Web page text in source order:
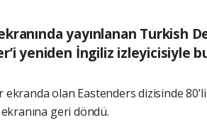
ekranında yayınlanan
yeniden İngiliz izleyicisiyle
ekranda olan Eastenders dizisinde
ekranına geri döndü.